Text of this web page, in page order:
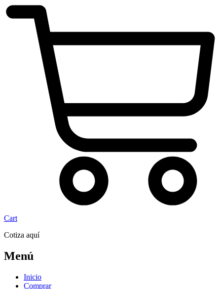
Cart
Cotiza aquí
Menú
Inicio
Comprar